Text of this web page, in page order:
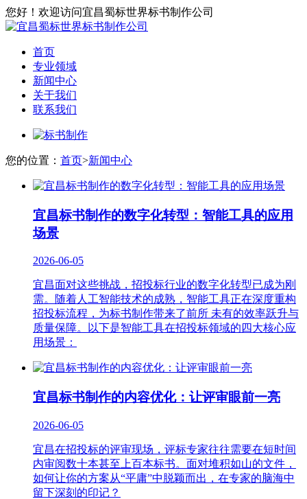
您好！欢迎访问宜昌蜀标世界标书制作公司
首页
专业领域
新闻中心
关于我们
联系我们
您的位置： 首页>新闻中心
宜昌标书制作的数字化转型：智能工具的应用
场景
2026-06-05
宜昌面对这些挑战，招投标行业的数字化转型已成为刚
需。随着人工智能技术的成熟，智能工具正在深度重构
招投标流程，为标书制作带来了前所 未有的效率跃升与
质量保障。以下是智能工具在招投标领域的四大核心应
用场景：
宜昌标书制作的内容优化：让评审眼前一亮
2026-06-05
宜昌在招投标的评审现场，评标专家往往需要在短时间
内审阅数十本甚至上百本标书。面对堆积如山的文件，
如何让你的方案从“平庸”中脱颖而出，在专家的脑海中
留下深刻的印记？